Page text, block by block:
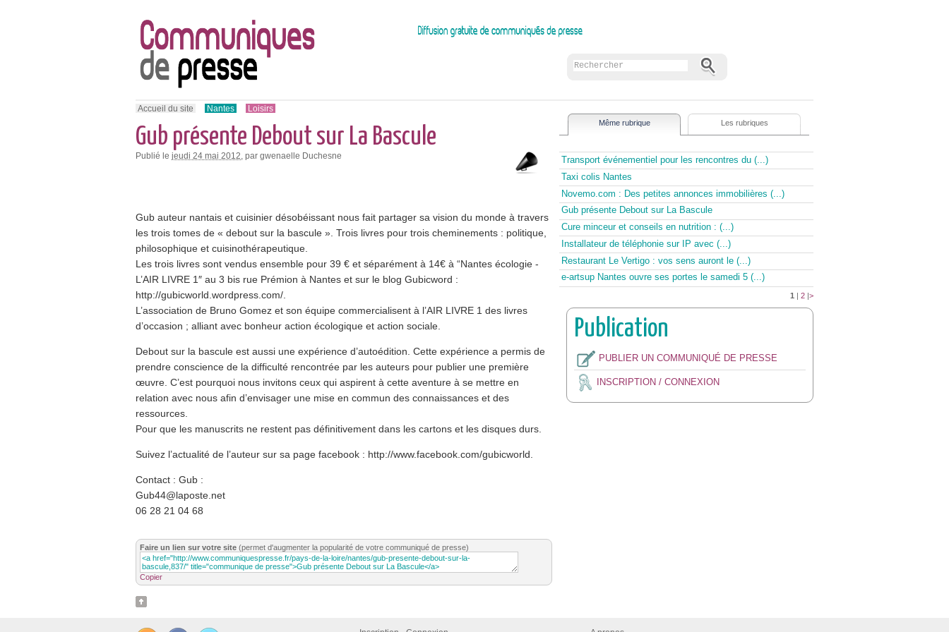
Accueil du site Nantes Loisirs
Gub présente Debout sur La Bascule
Publié le jeudi 24 mai 2012 , par gwenaelle Duchesne
Gub auteur nantais et cuisinier désobéissant nous fait partager sa vision du monde à travers
les trois tomes de « debout sur la bascule ». Trois livres pour trois cheminements : politique,
philosophique et cuisinothérapeutique.
Les trois livres sont vendus ensemble pour 39 € et séparément à 14€ à “Nantes écologie -
L’AIR LIVRE 1″ au 3 bis rue Prémion à Nantes et sur le blog Gubicword :
http://gubicworld.wordpress.com/.
L’association de Bruno Gomez et son équipe commercialisent à l’AIR LIVRE 1 des livres
d’occasion ; alliant avec bonheur action écologique et action sociale.
Debout sur la bascule est aussi une expérience d’autoédition. Cette expérience a permis de
prendre conscience de la difficulté rencontrée par les auteurs pour publier une première
œuvre. C’est pourquoi nous invitons ceux qui aspirent à cette aventure à se mettre en
relation avec nous afin d’envisager une mise en commun des connaissances et des
ressources.
Pour que les manuscrits ne restent pas définitivement dans les cartons et les disques durs.
Suivez l’actualité de l’auteur sur sa page facebook : http://www.facebook.com/gubicworld.
Contact : Gub :
Gub44@laposte.net
06 28 21 04 68
Faire un lien sur votre site (permet d'augmenter la popularité de votre communiqué de presse)
Copier
Même rubrique Les rubriques
Transport événementiel pour les rencontres du (...)
Taxi colis Nantes
Novemo.com : Des petites annonces immobilières (...)
Gub présente Debout sur La Bascule
Cure minceur et conseils en nutrition : (...)
Installateur de téléphonie sur IP avec (...)
Restaurant Le Vertigo : vos sens auront le (...)
e-artsup Nantes ouvre ses portes le samedi 5 (...)
1 | 2 |>
Publication
PUBLIER UN COMMUNIQUÉ DE PRESSE
INSCRIPTION / CONNEXION